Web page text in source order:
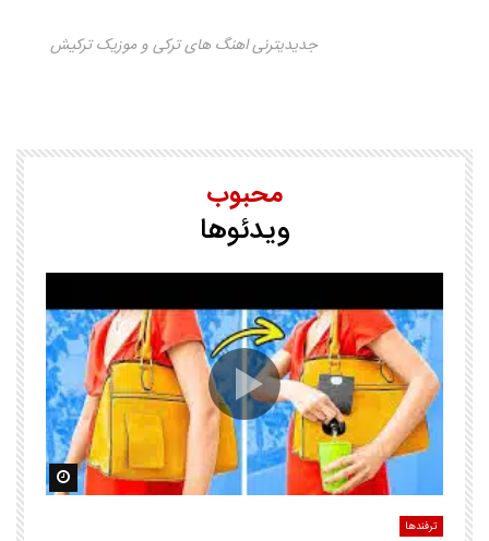
جدیدیترنی اهنگ های ترکی و موزیک ترکیش
محبوب
ویدئوها
مشاهده
ترفندها
مشاهده بعدا